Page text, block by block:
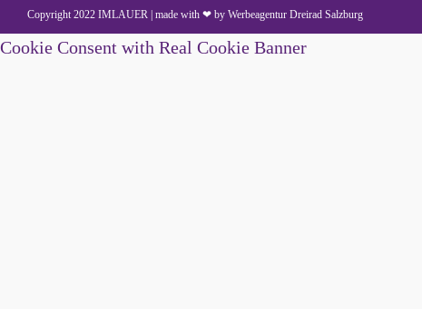
Copyright 2022 IMLAUER | made with ❤ by Werbeagentur Dreirad Salzburg
Cookie Consent with Real Cookie Banner